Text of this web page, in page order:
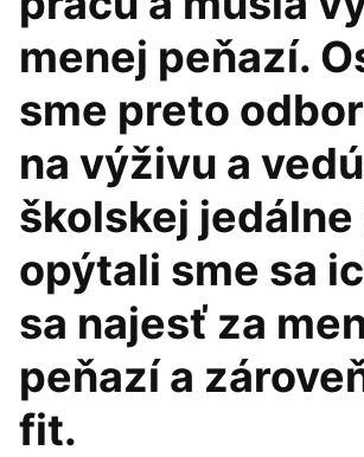
menej peňazí.
sme preto
na výživu a
školskej jedálne
opýtali sme sa
sa najesť za
peňazí a
fit.